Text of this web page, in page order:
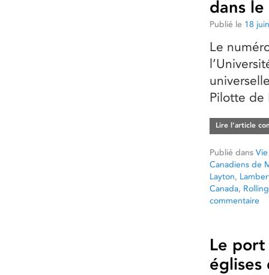
dans
Publié le 18
Le
Pilotte de
Lire l’article
Publié dans
Canadiens de
Layton,
Canada,
commentaire
Le
églises